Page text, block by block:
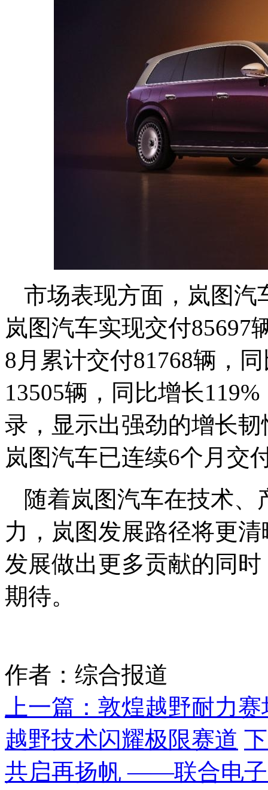
市场表现方面，岚图汽
岚图汽车实现交付85697
8月累计交付81768辆，
13505辆，同比增长
录，显示出强劲的增长
岚图汽车已连续6个月交
随着岚图汽车在技术
力，岚图发展路径将更
发展做出更多贡献的同
期待。
作者：综合报道
上一篇： 敦煌越野耐力
越野技术闪耀极限赛道
共启再扬帆 ——联合电子